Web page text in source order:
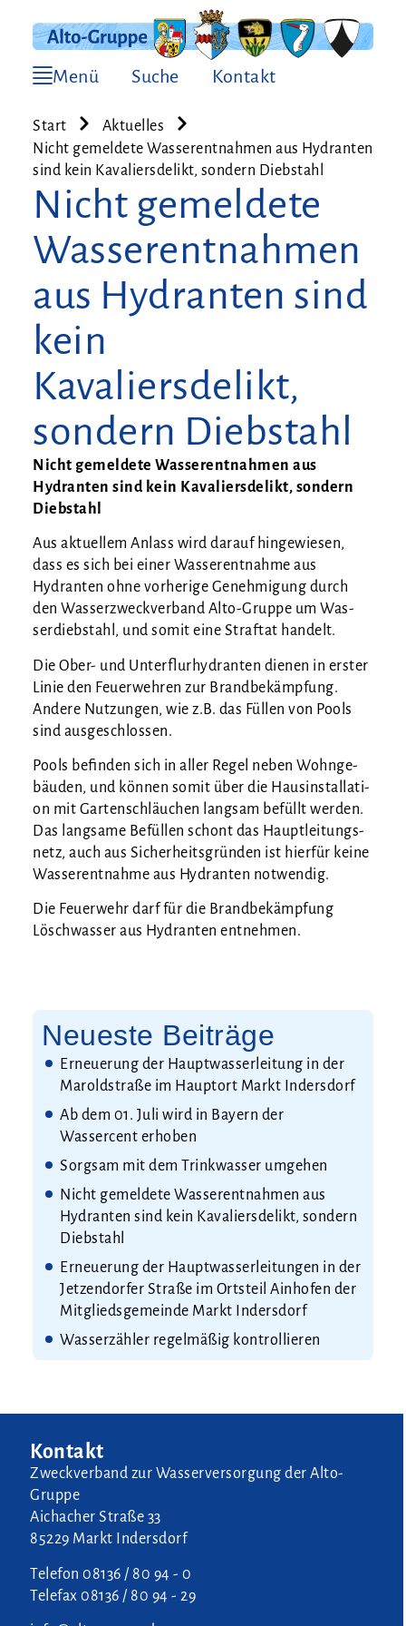
Menü Suche Kontakt
Start
Aktuelles
Nicht gemeldete Wasserentnahmen aus Hydranten
sind kein Kavaliersdelikt, sondern Diebstahl
Nicht gemeldete
Wasserentnahmen
aus Hydranten sind
kein
Kavaliersdelikt,
sondern Diebstahl
Nicht gemel­de­te Was­ser­ent­nah­men aus
Hydran­ten sind kein Kava­liers­de­likt, son­dern
Diebstahl
Aus aktu­el­lem Anlass wird dar­auf hin­ge­wie­sen,
dass es sich bei einer Was­ser­ent­nah­me aus
Hydran­ten ohne vor­he­ri­ge Geneh­mi­gung durch
den Was­ser­zweck­ver­band Alto-Grup­pe um Was­
ser­dieb­stahl, und somit eine Straf­tat handelt.
Die Ober- und Unter­flur­hy­dran­ten die­nen in ers­ter
Linie den Feu­er­weh­ren zur Brand­be­kämp­fung.
Ande­re Nut­zun­gen, wie z.B. das Fül­len von Pools
sind ausgeschlossen.
Pools befin­den sich in aller Regel neben Wohn­ge­
bäu­den, und kön­nen somit über die Haus­in­stal­la­ti­
on mit Gar­ten­schläu­chen lang­sam befüllt wer­den.
Das lang­sa­me Befül­len schont das Haupt­lei­tungs­
netz, auch aus Sicher­heits­grün­den ist hier­für kei­ne
Was­ser­ent­nah­me aus Hydran­ten notwendig.
Die Feu­er­wehr darf für die Brand­be­kämp­fung
Lösch­was­ser aus Hydran­ten entnehmen.
Neueste Beiträge
Erneuerung der Hauptwasserleitung in der
Maroldstraße im Hauptort Markt Indersdorf
Ab dem 01. Juli wird in Bayern der
Wassercent erhoben
Sorgsam mit dem Trinkwasser umgehen
Nicht gemeldete Wasserentnahmen aus
Hydranten sind kein Kavaliersdelikt, sondern
Diebstahl
Erneuerung der Hauptwasserleitungen in der
Jetzendorfer Straße im Ortsteil Ainhofen der
Mitgliedsgemeinde Markt Indersdorf
Wasserzähler regelmäßig kontrollieren
Kontakt
Zweckverband zur Wasserversorgung der Alto-
Gruppe
Aichacher Straße 33
85229 Markt Indersdorf
Telefon 08136 / 80 94 - 0
Telefax 08136 / 80 94 - 29